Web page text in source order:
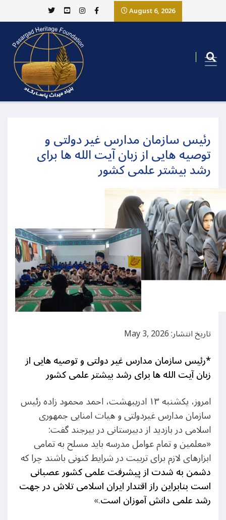
August 6, 2026
رئیس سازمان مدارس غیر دولتی و
توصیه هایی از زبان آیت الله ها برای
رشد بیشتر علمی کشور
تاریخ انتشار: May 3, 2026
*رئیس سازمان مدارس غیر دولتی و توصیه هایی از
زبان آیت الله ها برای رشد بیشتر علمی کشور
امروز، یکشنبه ۱۳ ادریبهشت، احمد محمود زاده رئیس
سازمان مدارس غیردولتی و هیات امنایی جمهوری
اسلامی در بازدید از دبیرستانی در بیرجند گفت:
«معلمین و تمام عوامل مدرسه باید مسلح به تمامی
ابزارهای لازم برای تربیت در شرایط کنونی باشند چرا که
دشمن به شدت از پیشرفت علمی کشور عصبانی
است بنابراین راز اقتدار ایران اسلامی تلاش در جهت
رشد علمی دانش آموزان است.»